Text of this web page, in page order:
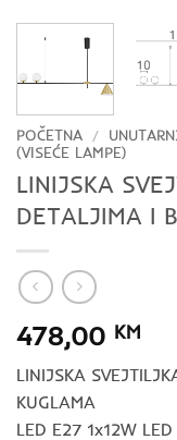
POČETNA /
(VISEĆE LAMPE)
LINIJSKA
DETALJIMA I
478,00 KM
LINIJSKA
KUGLAMA
LED E27 1x12W